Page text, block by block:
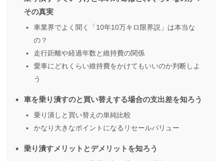
その真実
車業界でよく聞く「10年10万キロ限界説」は本当な
の？
走行距離や経過年数と維持費の関係
愛車にどれくらい維持費をかけてもいいのか判断しよ
う
車を乗り潰すのと買い替えする場合の支出差を知ろう
乗り潰しと買い替えの単純比較
かなり大きなポイントになるリセールバリュー
乗り潰すメリットとデメリットを知ろう